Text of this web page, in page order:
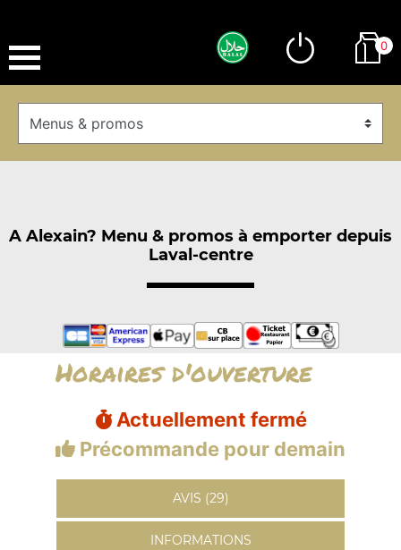
0
A Alexain? Menu & promos à emporter depuis
Laval-centre
Horaires d'ouverture
Actuellement fermé
Précommande pour demain
AVIS (29)
INFORMATIONS